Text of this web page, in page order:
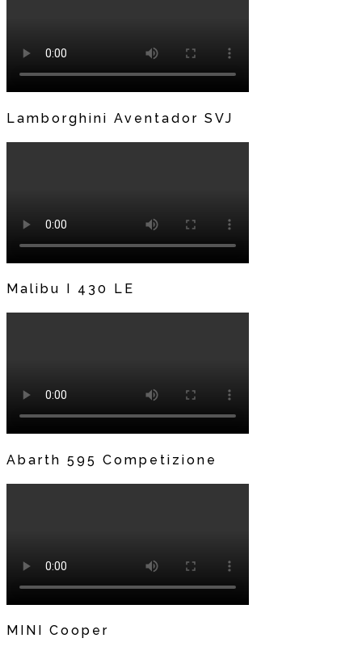
Lamborghini Aventador SVJ
Malibu I 430 LE
Abarth 595 Competizione
MINI Cooper